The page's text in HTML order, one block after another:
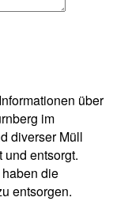
über
im
diverser Müll
entsorgt.
die
entsorgen.